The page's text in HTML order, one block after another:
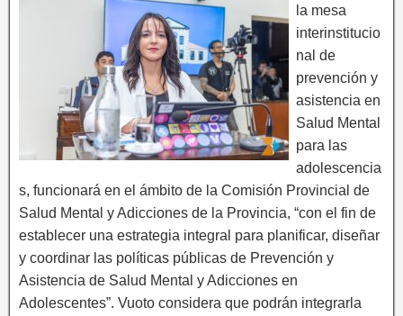
la mesa
interinstitucio
nal de
prevención y
asistencia en
Salud Mental
para las
adolescencia
s, funcionará en el ámbito de la Comisión Provincial de
Salud Mental y Adicciones de la Provincia, “con el fin de
establecer una estrategia integral para planificar, diseñar
y coordinar las políticas públicas de Prevención y
Asistencia de Salud Mental y Adicciones en
Adolescentes”. Vuoto considera que podrán integrarla